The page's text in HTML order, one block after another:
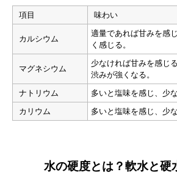
項目 味わい
カルシウム
適量であれば甘みを感
く感じる。
マグネシウム
少なければ甘みを感じ
渋みが強くなる。
ナトリウム
多いと塩味を感じ、少
カリウム
多いと塩味を感じ、少
水の硬度とは？軟水と硬